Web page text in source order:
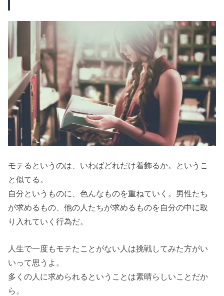
モテるというのは、いわばどれだけ着飾るか。というこ
と似てる。
自分というものに、色んなものを重ねていく。男性たち
が求めるもの、他の人たちが求めるものを自分の中に取
り入れていく行為だ。
人生で一度もモテたことがない人は挑戦してみた方がい
いって思うよ。
多くの人に求められるということは素晴らしいことだか
ら。